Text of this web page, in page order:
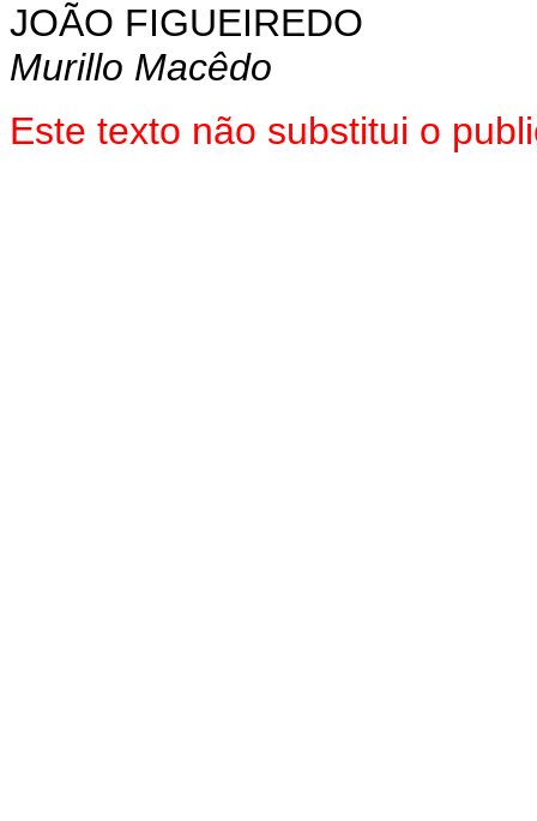
JOÃO FIGUEIREDO
Murillo Macêdo
Este texto não substitui o